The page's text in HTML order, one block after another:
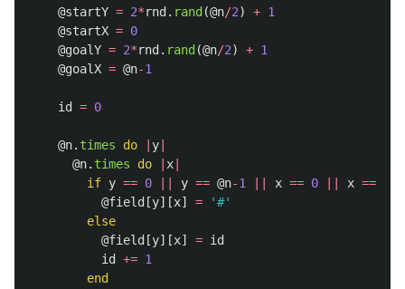
@startY = 2*rnd . rand (@n/2) + 1
@startX = 0
@goalY = 2*rnd . rand (@n/2) + 1
@goalX = @n-1
id = 0
@n. times do y
@n. times do x
if y == 0 y == @n-1 x == 0 x ==
@field [y][x] =
'#'
else
@field [y][x] = id
id
+= 1
end